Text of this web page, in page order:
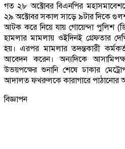
গত ২৮ অক্টোবর বিএনপির
২৯ অক্টোবর সকাল সাড়ে ৯টার দিকে
আটক করে নিয়ে যায় গোয়েন্দা পুলিশ
হামলার মামলায় ওইদিনই গ্রেফতার
হয়। এরপর মামলার তদন্তকারী
আবেদন করেন। অন্যদিকে
উভয়পক্ষের শুনানি শেষে ঢাকার
আদালত ফখরুলকে কারাগারে পাঠানোর
বিজ্ঞাপন